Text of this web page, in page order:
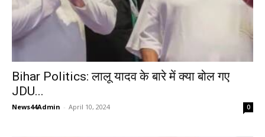
Bihar Politics: लालू यादव के बारे में क्या बोल गए
JDU...
News44Admin - April 10, 2024 0